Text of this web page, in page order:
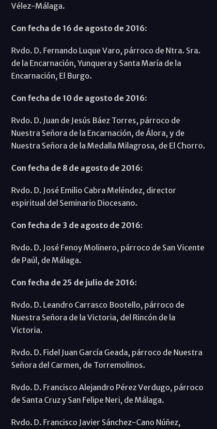
Vélez-Málaga.
Con fecha de 16 de agosto de 2016:
Rvdo. D. Fernando Luque Varo, párroco de Ntra. Sra.
de la Encarnación, Yunquera y Santa María de la
Encarnación, El Burgo.
Con fecha de 10 de agosto de 2016:
Rvdo. D. Juan de Jesús Báez Torres, párroco de
Nuestra Señora de la Encarnación, de Álora, y de
Nuestra Señora de la Medalla Milagrosa, de El Chorro.
Con fecha de 8 de agosto de 2016:
Rvdo. D. José Emilio Cabra Meléndez, director
espiritual del Seminario Diocesano.
Con fecha de 3 de agosto de 2016:
Rvdo. D. José Fenoy Molinero, párroco de San Vicente
de Paúl, de Málaga.
Con fecha de 25 de julio de 2016:
Rvdo. D. Leandro Carrasco Bootello, párroco de
Nuestra Señora de la Victoria, del Rincón de la
Victoria.
Rvdo. D. Fidel Juan García Geada, párroco de Nuestra
Señora del Carmen, de Torremolinos.
Rvdo. D. Francisco Alejandro Pérez Verdugo, párroco
de Santa Cruz y San Felipe Neri, de Málaga.
Rvdo. D. Francisco Javier Sánchez-Cano Núñez,